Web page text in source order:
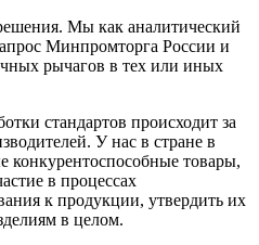
Мы как аналитический
Минпромторга России и
рычагов в тех или иных
стандартов происходит за
У нас в стране в
конкурентоспособные товары,
в процессах
к продукции, утвердить их
в целом.